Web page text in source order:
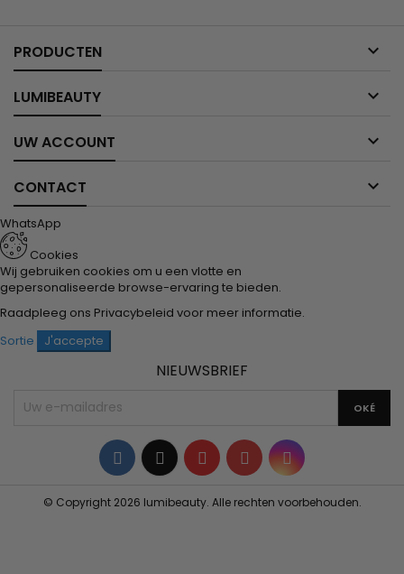
PRODUCTEN 
LUMIBEAUTY 
UW ACCOUNT 
CONTACT 
WhatsApp
Cookies
Wij gebruiken cookies om u een vlotte en
gepersonaliseerde browse-ervaring te bieden.
Raadpleeg ons Privacybeleid voor meer informatie.
Sortie
J'accepte
NIEUWSBRIEF
Facebook
TwitterYouTubePinterestInstagram
© Copyright 2026 lumibeauty. Alle rechten voorbehouden.